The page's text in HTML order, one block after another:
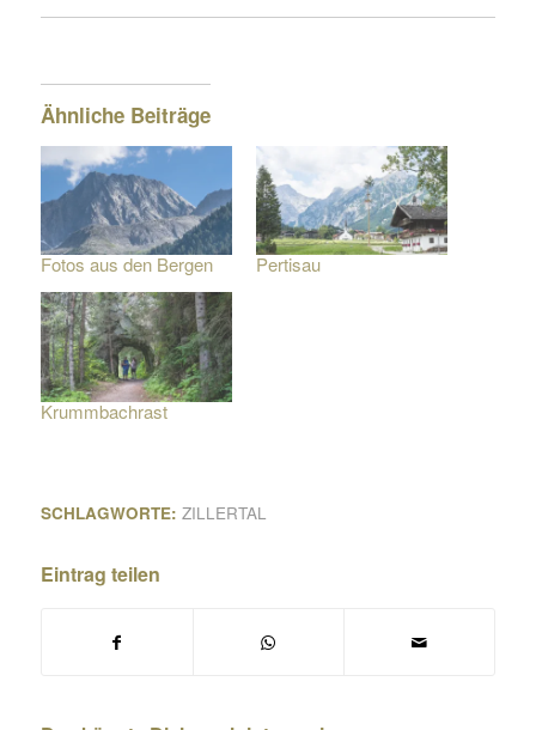
Ähnliche Beiträge
Fotos aus den Bergen Pertisau
Krummbachrast
SCHLAGWORTE: ZILLERTAL
Eintrag teilen